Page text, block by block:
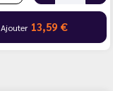
Ajouter 13,59 €